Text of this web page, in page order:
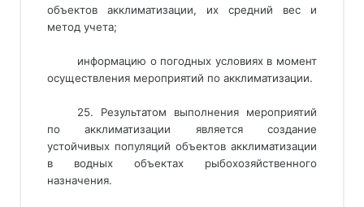
объектов акклиматизации, их средний вес и
метод учета;
информацию о погодных условиях в момент
осуществления мероприятий по акклиматизации.
25. Результатом выполнения мероприятий
по акклиматизации является создание
устойчивых популяций объектов акклиматизации
в водных объектах рыбохозяйственного
назначения.